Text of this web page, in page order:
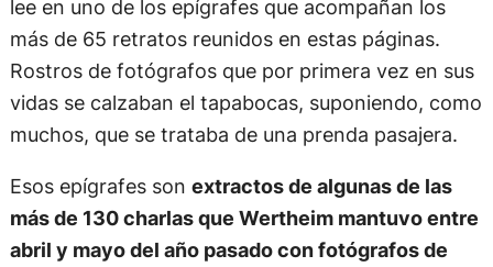
lee en uno de los epígrafes que acompañan los
más de 65 retratos reunidos en estas páginas.
Rostros de fotógrafos que por primera vez en sus
vidas se calzaban el tapabocas, suponiendo, como
muchos, que se trataba de una prenda pasajera.
Esos epígrafes son extractos de algunas de las
más de 130 charlas que Wertheim mantuvo entre
abril y mayo del año pasado con fotógrafos de